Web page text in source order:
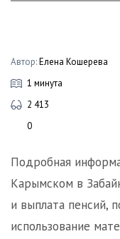
Автор:Елена Кошерева
1 минута
2 413
0
Подробная
Карымском в
и выплата пенсий,
использование